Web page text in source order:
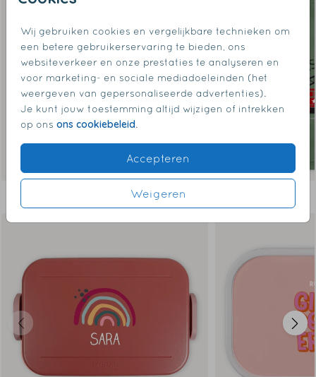
Wij gebruiken cookies en vergelijkbare technieken om
een betere gebruikerservaring te bieden, ons
websiteverkeer en onze prestaties te analyseren en
voor marketing- en sociale mediadoeleinden (het
weergeven van gepersonaliseerde advertenties).
Je kunt jouw toestemming altijd wijzigen of intrekken
op ons ons cookiebeleid.
Accepteren
Weigeren
Dit vind je misschien ook leuk